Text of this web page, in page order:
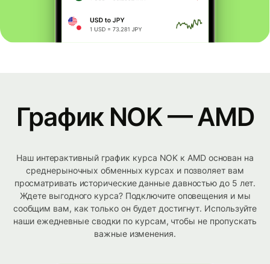
График NOK — AMD
Наш интерактивный график курса NOK к AMD основан на
среднерыночных обменных курсах и позволяет вам
просматривать исторические данные давностью до 5 лет.
Ждете выгодного курса? Подключите оповещения и мы
сообщим вам, как только он будет достигнут. Используйте
наши ежедневные сводки по курсам, чтобы не пропускать
важные изменения.